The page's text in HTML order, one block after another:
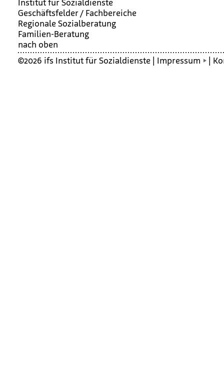
Institut für Sozialdienste
Geschäftsfelder / Fachbereiche
Regionale Sozialberatung
Fami­lien-Bera­tung
nach oben
©2026 ifs Institut für Sozialdienste | Impressum